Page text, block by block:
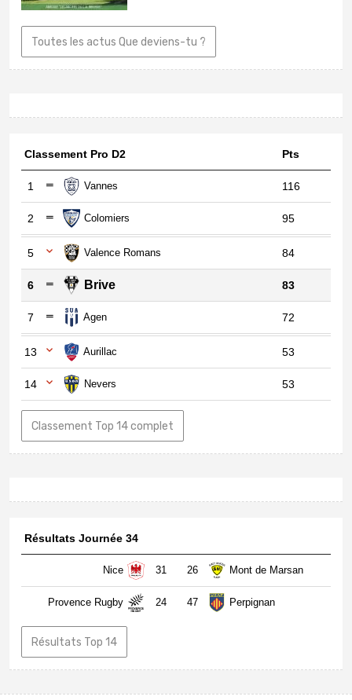
Toutes les actus Que deviens-tu ?
Classement Pro D2 Pts
1 Vannes 116
2 Colomiers 95
5 Valence Romans 84
6 Brive 83
7 Agen 72
13 Aurillac 53
14 Nevers 53
Classement Top 14 complet
Résultats Journée 34
Nice 31 26 Mont de Marsan
Provence Rugby 24 47 Perpignan
Résultats Top 14